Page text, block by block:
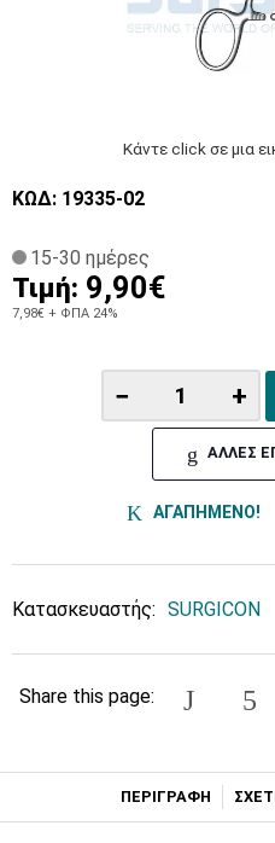
Κάντε click σε μια
ΚΩΔ: 19335-02
15-30 ημέρες
Τιμή: 9,90€
7,98€ + ΦΠΑ 24%
− +
ΑΛΛΕΣ
ΑΓΑΠΗΜΕΝΟ!
Κατασκευαστής: SURGICON
Share this page:
ΠΕΡΙΓΡΑΦΗ